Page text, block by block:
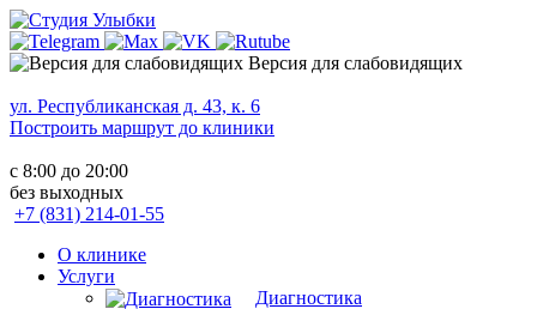
Версия для слабовидящих
ул. Республиканская д. 43, к. 6
Построить маршрут до клиники
с 8:00 до 20:00
без выходных
+7 (831) 214-01-55
О клинике
Услуги
Диагностика